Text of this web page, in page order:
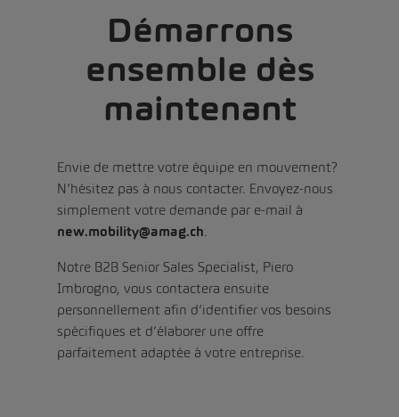
Démarrons
ensemble dès
maintenant
Envie de mettre votre équipe en mouvement?
N’hésitez pas à nous contacter. Envoyez-nous
simplement votre demande par e-mail à
new.mobility@amag.ch
Notre B2B Senior Sales Specialist, Piero
Imbrogno, vous contactera ensuite
personnellement afin d’identifier vos besoins
spécifiques et d’élaborer une offre
parfaitement adaptée à votre entreprise.